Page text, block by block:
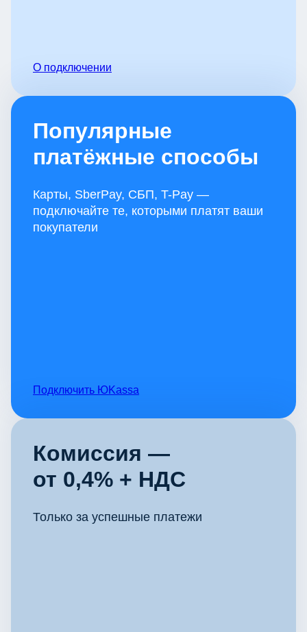
О подключении
Популярные
платёжные способы
Карты, SberPay, СБП, T-Pay —
подключайте те, которыми платят ваши
покупатели
Подключить ЮKassa
Комиссия —
от 0,4% + НДС
Только за успешные платежи